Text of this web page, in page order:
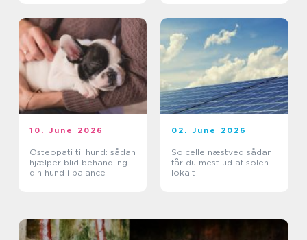
10. June 2026
Osteopati til hund: sådan
hjælper blid behandling
din hund i balance
02. June 2026
Solcelle næstved sådan
får du mest ud af solen
lokalt